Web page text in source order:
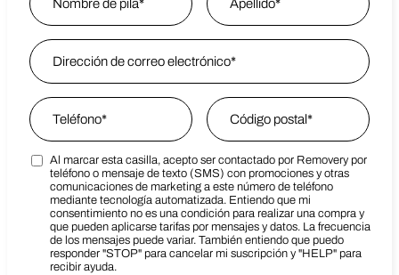
Nombre
Email Address
Phone Zip Code
Zip Code
Marketing SMS Consent Terms
Al marcar esta casilla, acepto ser contactado por Removery por
teléfono o mensaje de texto (SMS) con promociones y otras
comunicaciones de marketing a este número de teléfono
mediante tecnología automatizada. Entiendo que mi
consentimiento no es una condición para realizar una compra y
que pueden aplicarse tarifas por mensajes y datos. La frecuencia
de los mensajes puede variar. También entiendo que puedo
responder "STOP" para cancelar mi suscripción y "HELP" para
recibir ayuda.